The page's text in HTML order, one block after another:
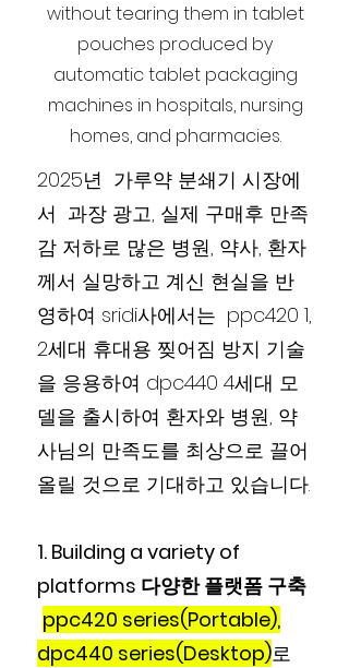
without tearing them in tablet
pouches produced by
automatic tablet packaging
machines in hospitals, nursing
homes, and pharmacies.
2025년 가루약 분쇄기 시장에
서 과장 광고, 실제 구매후 만족
감 저하로 많은 병원, 약사, 환자
께서 실망하고 계신 현실을 반
영하여 sridi사에서는 ppc420 1,
2세대 휴대용 찢어짐 방지 기술
을 응용하여 dpc440 4세대 모
델을 출시하여 환자와 병원, 약
사님의 만족도를 최상으로 끌어
올릴 것으로 기대하고 있습니다.
1. Building a variety of
platforms 다양한 플랫폼 구축
ppc420 series(Portable),
dpc440 series(Desktop)로